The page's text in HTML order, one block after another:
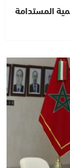
المستدامة